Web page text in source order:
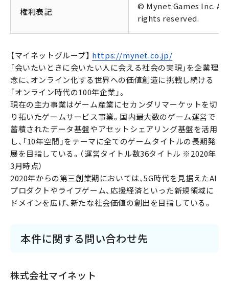
権利表記
© Mynet Games Inc. All
rights reserved.
【マイネットグループ】 https://mynet.co.jp/
「会いたいときに会いたい人に会える社会の実現」を企業理
念に、オンライン化する世界への価値創造に挑戦し続ける
「オンライン時代の100年企業」。
現在の主力事業はゲーム産業にセカンダリマーケットを切
り拓いたゲームサービス事業。国内最大数のゲーム運営で
蓄積されたデータ基盤やアセットシェアリング基盤を活用
し、「10年空間」をテーマに全てのゲームタイトルの長期発
展を目指している。（運営タイトル数36タイトル ※2020年
3月時点）
2020年からの第三創業期においては、5G時代を見据えたAI
プロダクトやライブゲーム、応援経済といった新規領域に
ドメインを広げ、新たな社会価値の創出を目指している。
本件に関する問い合わせ先
株式会社マイネット